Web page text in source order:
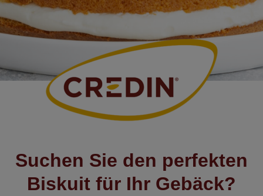
Suchen Sie den perfekten
Biskuit für Ihr Gebäck?